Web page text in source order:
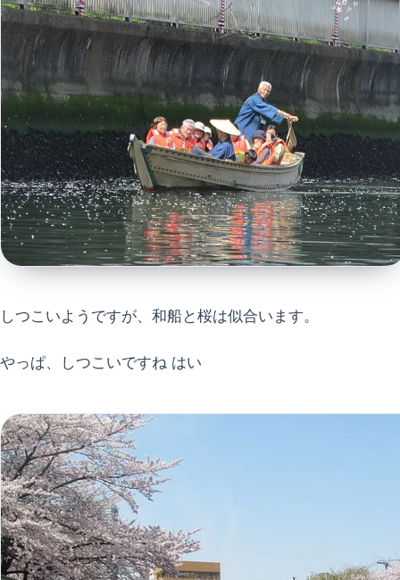
しつこいようですが、和船と桜は似合います。
やっぱ、しつこいですね はい